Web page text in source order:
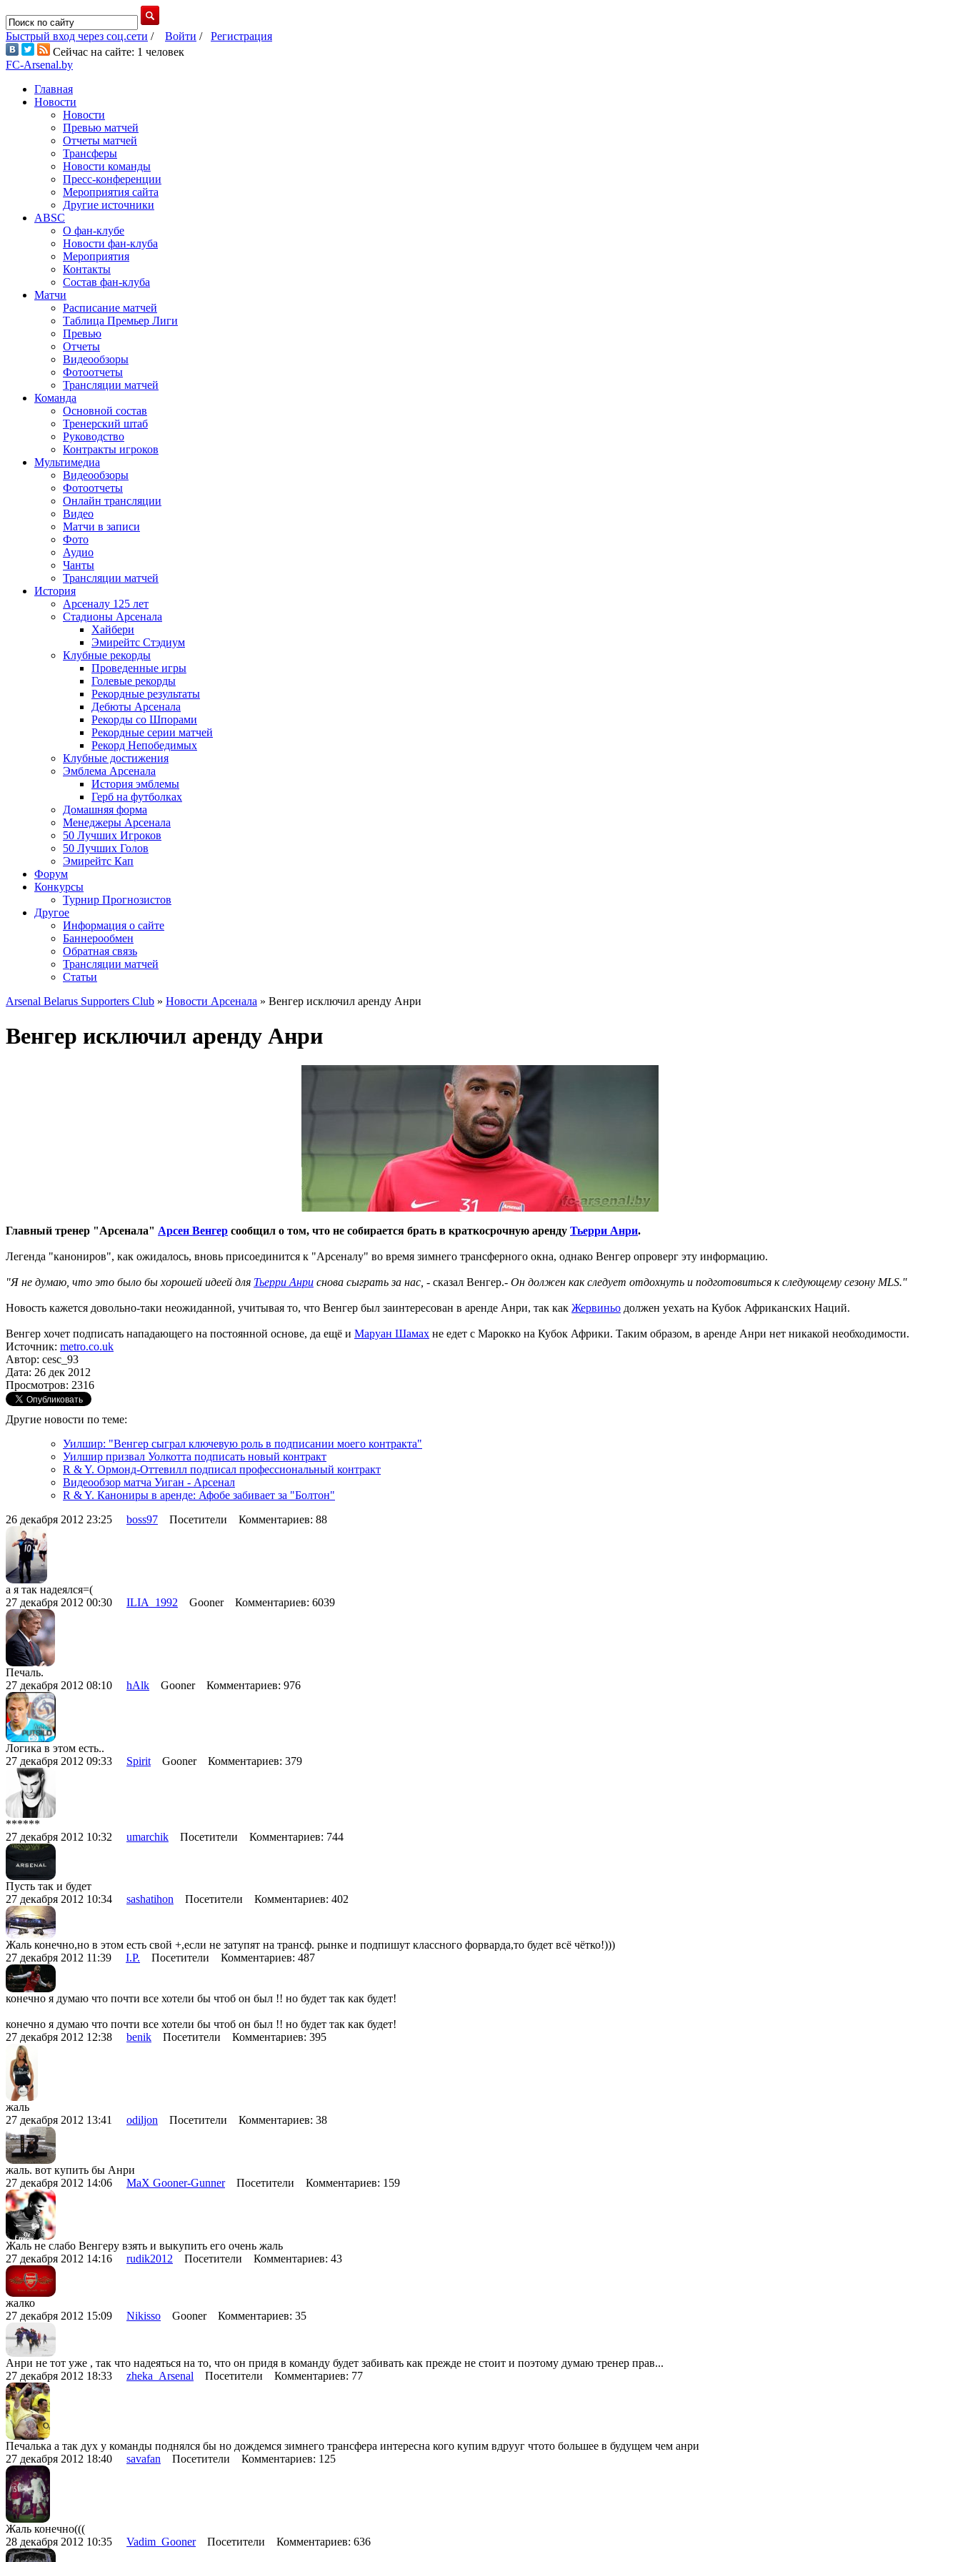
Быстрый вход через соц.сети / Войти / Регистрация
Сейчас на сайте: 1 человек
FC-Arsenal.by
Главная
Новости
Новости
Превью матчей
Отчеты матчей
Трансферы
Новости команды
Пресс-конференции
Мероприятия сайта
Другие источники
ABSC
О фан-клубе
Новости фан-клуба
Мероприятия
Контакты
Состав фан-клуба
Матчи
Расписание матчей
Таблица Премьер Лиги
Превью
Отчеты
Видеообзоры
Фотоотчеты
Трансляции матчей
Команда
Основной состав
Тренерский штаб
Руководство
Контракты игроков
Мультимедиа
Видеообзоры
Фотоотчеты
Онлайн трансляции
Видео
Матчи в записи
Фото
Аудио
Чанты
Трансляции матчей
История
Арсеналу 125 лет
Стадионы Арсенала
Хайбери
Эмирейтс Стэдиум
Клубные рекорды
Проведенные игры
Голевые рекорды
Рекордные результаты
Дебюты Арсенала
Рекорды со Шпорами
Рекордные серии матчей
Рекорд Непобедимых
Клубные достижения
Эмблема Арсенала
История эмблемы
Герб на футболках
Домашняя форма
Менеджеры Арсенала
50 Лучших Игроков
50 Лучших Голов
Эмирейтс Кап
Форум
Конкурсы
Турнир Прогнозистов
Другое
Информация о сайте
Баннерообмен
Обратная связь
Трансляции матчей
Статьи
Arsenal Belarus Supporters Club » Новости Арсенала » Венгер исключил аренду Анри
Венгер исключил аренду Анри
Главный тренер "Арсенала" Арсен Венгер сообщил о том, что не собирается брать в краткосрочную аренду Тьерри Анри.
Легенда "канониров", как ожидалось, вновь присоединится к "Арсеналу" во время зимнего трансферного окна, однако Венгер опроверг эту информацию.
"Я не думаю, что это было бы хорошей идеей для Тьерри Анри снова сыграть за нас, - сказал Венгер.- Он должен как следует отдохнуть и подготовиться к следующему сезону MLS."
Новость кажется довольно-таки неожиданной, учитывая то, что Венгер был заинтересован в аренде Анри, так как Жервиньо должен уехать на Кубок Африканских Наций.
Венгер хочет подписать нападающего на постоянной основе, да ещё и Маруан Шамах не едет с Марокко на Кубок Африки. Таким образом, в аренде Анри нет никакой необходимости.
Источник: metro.co.uk
Автор: cesc_93
Дата: 26 дек 2012
Просмотров: 2316
Другие новости по теме:
Уилшир: "Венгер сыграл ключевую роль в подписании моего контракта"
Уилшир призвал Уолкотта подписать новый контракт
R & Y. Ормонд-Оттевилл подписал профессиональный контракт
Видеообзор матча Уиган - Арсенал
R & Y. Канониры в аренде: Афобе забивает за "Болтон"
26 декабря 2012 23:25 boss97 Посетители Комментариев: 88
а я так надеялся=(
27 декабря 2012 00:30 ILIA_1992 Gooner Комментариев: 6039
Печаль.
27 декабря 2012 08:10 hAlk Gooner Комментариев: 976
Логика в этом есть..
27 декабря 2012 09:33 Spirit Gooner Комментариев: 379
******
27 декабря 2012 10:32 umarchik Посетители Комментариев: 744
Пусть так и будет
27 декабря 2012 10:34 sashatihon Посетители Комментариев: 402
Жаль конечно,но в этом есть свой +,если не затупят на трансф. рынке и подпишут классного форварда,то будет всё чётко!)))
27 декабря 2012 11:39 I.P. Посетители Комментариев: 487
конечно я думаю что почти все хотели бы чтоб он был !! но будет так как будет!
конечно я думаю что почти все хотели бы чтоб он был !! но будет так как будет!
27 декабря 2012 12:38 benik Посетители Комментариев: 395
жаль
27 декабря 2012 13:41 odiljon Посетители Комментариев: 38
жаль. вот купить бы Анри
27 декабря 2012 14:06 MaX Gooner-GunnerПосетители Комментариев: 159
Жаль не слабо Венгеру взять и выкупить его очень жаль
27 декабря 2012 14:16 rudik2012 Посетители Комментариев: 43
жалко
27 декабря 2012 15:09 Nikisso Gooner Комментариев: 35
Анри не тот уже , так что надеяться на то, что он придя в команду будет забивать как прежде не стоит и поэтому думаю тренер прав...
27 декабря 2012 18:33 zheka_Arsenal Посетители Комментариев: 77
Печалька а так дух у команды поднялся бы но дождемся зимнего трансфера интересна кого купим вдрууг чтото большее в будущем чем анри
27 декабря 2012 18:40 savafan Посетители Комментариев: 125
Жаль конечно(((
28 декабря 2012 10:35 Vadim_GoonerПосетители Комментариев: 636